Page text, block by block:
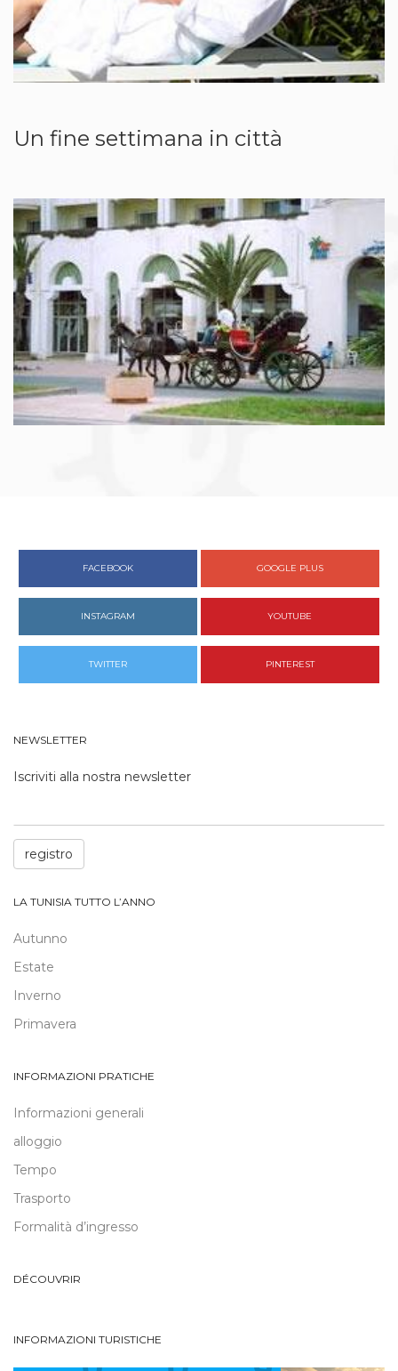
Un fine settimana in città
FACEBOOK GOOGLE PLUS
INSTAGRAM YOUTUBE
TWITTER PINTEREST
NEWSLETTER
Iscriviti alla nostra newsletter
registro
LA TUNISIA TUTTO L’ANNO
Autunno
Estate
Inverno
Primavera
INFORMAZIONI PRATICHE
Informazioni generali
alloggio
Tempo
Trasporto
Formalità d’ingresso
DÉCOUVRIR
INFORMAZIONI TURISTICHE